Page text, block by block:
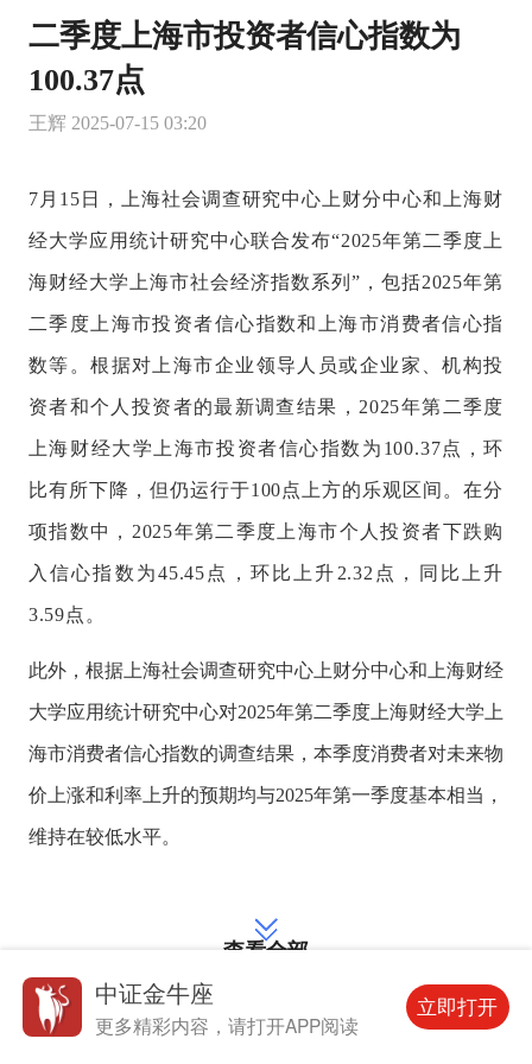
二季度上海市投资者信心指数为
100.37点
王辉 2025-07-15 03:20
7月15日，上海社会调查研究中心上财分中心和上海财
经大学应用统计研究中心联合发布“2025年第二季度上
海财经大学上海市社会经济指数系列”，包括2025年第
二季度上海市投资者信心指数和上海市消费者信心指
数等。根据对上海市企业领导人员或企业家、机构投
资者和个人投资者的最新调查结果，2025年第二季度
上海财经大学上海市投资者信心指数为100.37点，环
比有所下降，但仍运行于100点上方的乐观区间。在分
项指数中，2025年第二季度上海市个人投资者下跌购
入信心指数为45.45点，环比上升2.32点，同比上升
3.59点。
此外，根据上海社会调查研究中心上财分中心和上海财经
大学应用统计研究中心对2025年第二季度上海财经大学上
海市消费者信心指数的调查结果，本季度消费者对未来物
价上涨和利率上升的预期均与2025年第一季度基本相当，
维持在较低水平。
查看全部
可前往中证金牛座查看全文
中证金牛座
更多精彩内容，请打开APP阅读
立即打开